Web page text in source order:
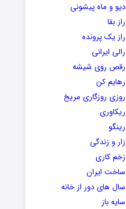
دیو و ماه پیشونی
راز بقا
راز یک پرونده
رالی ایرانی
رقص روی شیشه
رهایم کن
روزی روزگاری مریخ
ریکاوری
رینگو
زار و زندگی
زخم کاری
ساخت ایران
سال های دور از خانه
سایه باز